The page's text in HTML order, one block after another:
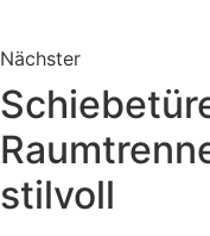
Nächster
stilvoll